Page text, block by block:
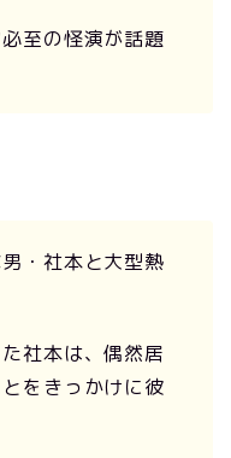
至の怪演が話題
・社本と大型熱
社本は、偶然居
をきっかけに彼